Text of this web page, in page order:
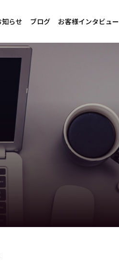
知らせ ブログ お客様インタビュー